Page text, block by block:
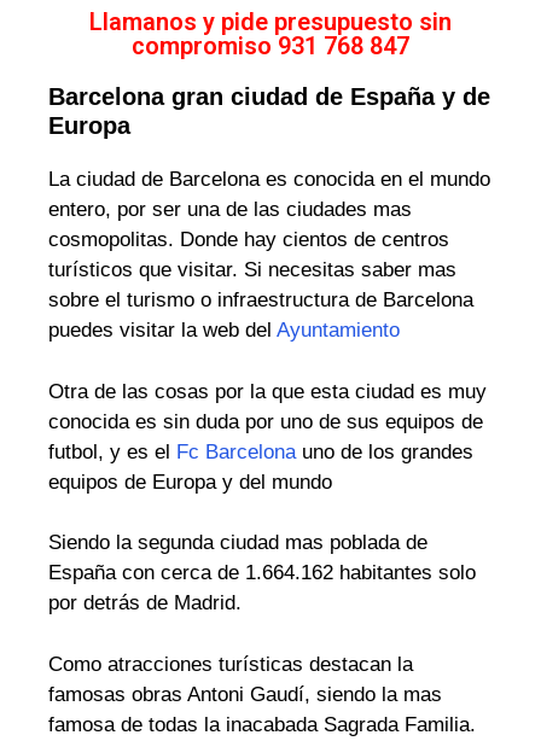
Llamanos y pide presupuesto sin
compromiso 931 768 847
Barcelona gran ciudad de España y de
Europa
La ciudad de Barcelona es conocida en el mundo
entero, por ser una de las ciudades mas
cosmopolitas. Donde hay cientos de centros
turísticos que visitar. Si necesitas saber mas
sobre el turismo o infraestructura de Barcelona
puedes visitar la web del Ayuntamiento
Otra de las cosas por la que esta ciudad es muy
conocida es sin duda por uno de sus equipos de
futbol, y es el Fc Barcelonauno de los grandes
equipos de Europa y del mundo
Siendo la segunda ciudad mas poblada de
España con cerca de 1.664.162 habitantes solo
por detrás de Madrid.
Como atracciones turísticas destacan la
famosas obras Antoni Gaudí, siendo la mas
famosa de todas la inacabada Sagrada Familia.